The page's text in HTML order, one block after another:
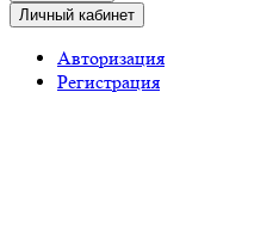
Личный кабинет
Авторизация
Регистрация